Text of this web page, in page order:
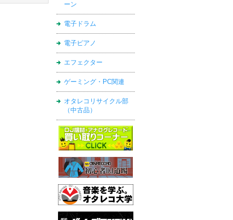
ーン
電子ドラム
電子ピアノ
エフェクター
ゲーミング・PC関連
オタレコリサイクル部
（中古品）